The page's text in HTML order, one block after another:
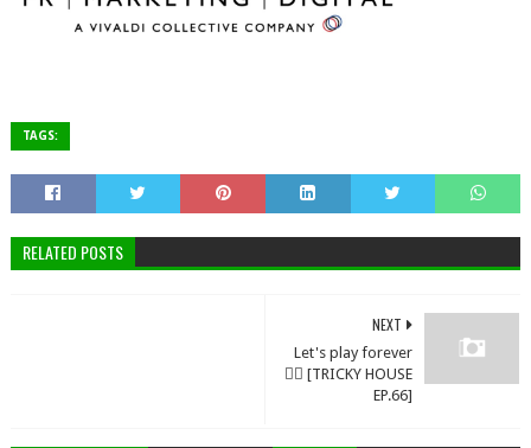
TAGS:
RELATED POSTS
NEXT
Let's play forever
🤸‍♀️ [TRICKY HOUSE
EP.66]